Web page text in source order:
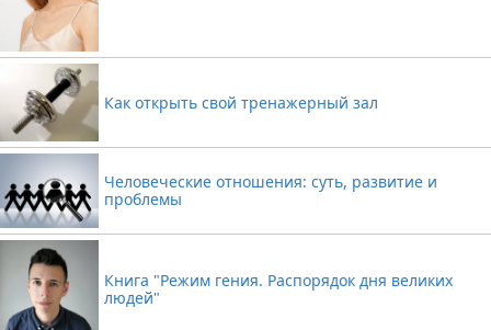
Как открыть свой тренажерный зал
Человеческие отношения: суть, развитие и
проблемы
Книга "Режим гения. Распорядок дня великих
людей"